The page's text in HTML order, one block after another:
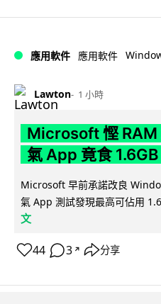
應用軟件 應用軟件
Lawton 1 小時
Microsoft 慳 RAM
氣 App 竟食
Microsoft 早前承諾改良
氣 App 測試發現最高可佔用
文
44 3 ↗ 分享